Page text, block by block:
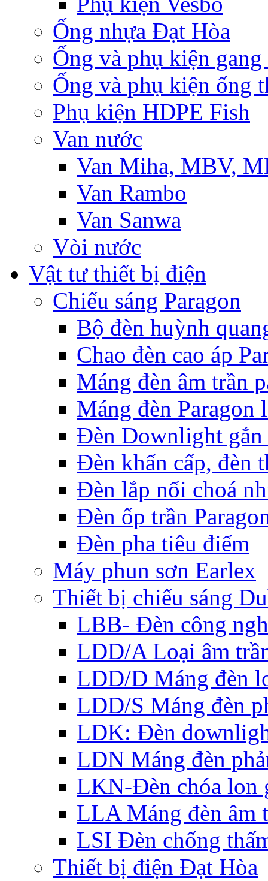
Ống nhựa Đạt Hòa
Ống và phụ kiện gang
Ống và phụ kiện ống
Phụ kiện HDPE Fish
Van nước
Van Miha, MBV,
Van Rambo
Van Sanwa
Vòi nước
Vật tư thiết bị điện
Chiếu sáng Paragon
Bộ đèn huỳnh
Chao đèn cao áp
Máng đèn âm trần
Máng đèn Paragon
Đèn Downlight
Đèn khẩn cấp, đèn
Đèn lắp nổi choá
Đèn ốp trần
Đèn pha tiêu điểm
Máy phun sơn Earlex
Thiết bị chiếu sáng
LBB- Đèn công
LDD/A Loại âm
LDD/D Máng đèn
LDD/S Máng đèn
LDK: Đèn
LDN Máng đèn
LKN-Đèn chóa lon
LLA Máng đèn âm
LSI Đèn chống
Thiết bị điện Đạt Hòa